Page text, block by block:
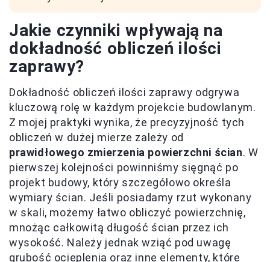
Jakie czynniki wpływają na
dokładność obliczeń ilości
zaprawy?
Dokładność obliczeń ilości zaprawy odgrywa
kluczową rolę w każdym projekcie budowlanym.
Z mojej praktyki wynika, że precyzyjność tych
obliczeń w dużej mierze zależy od
prawidłowego zmierzenia powierzchni ścian. W
pierwszej kolejności powinniśmy sięgnąć po
projekt budowy, który szczegółowo określa
wymiary ścian. Jeśli posiadamy rzut wykonany
w skali, możemy łatwo obliczyć powierzchnię,
mnożąc całkowitą długość ścian przez ich
wysokość. Należy jednak wziąć pod uwagę
grubość ocieplenia oraz inne elementy, które